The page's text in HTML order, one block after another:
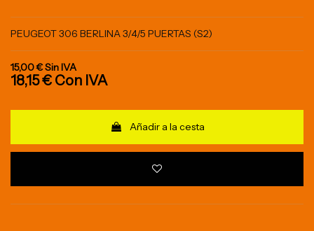
PEUGEOT 306 BERLINA 3/4/5 PUERTAS (S2)
15,00 €Sin IVA
18,15 € Con IVA
Añadir a la cesta